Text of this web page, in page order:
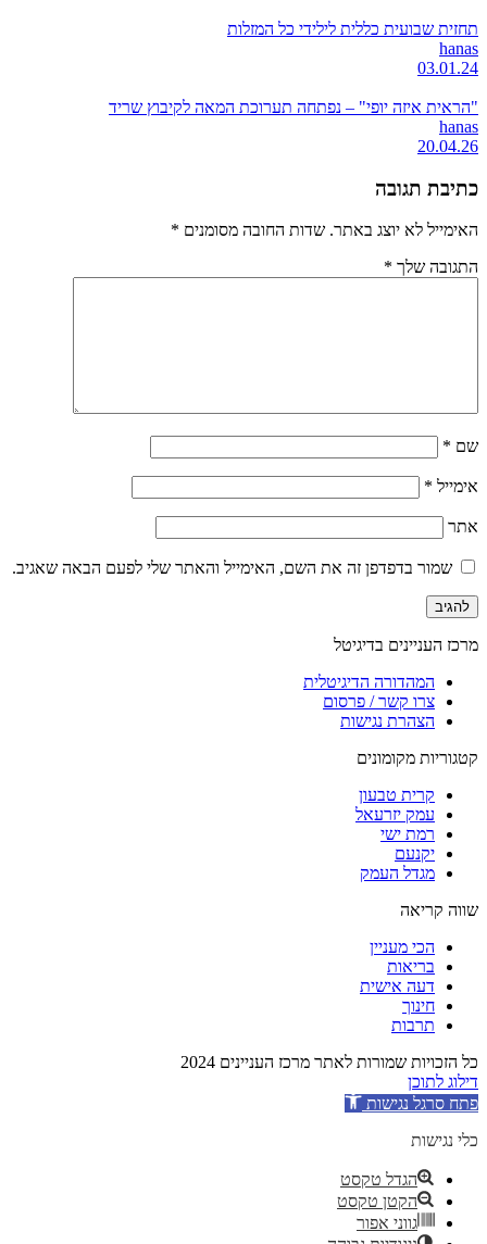
תחזית שבועית כללית לילידי כל המזלות
hanas
03.01.24
"הראית איזה יופי" – נפתחה תערוכת המאה לקיבוץ שריד
hanas
20.04.26
כתיבת תגובה
האימייל לא יוצג באתר. שדות החובה מסומנים *
התגובה שלך *
שם *
אימייל *
אתר
שמור בדפדפן זה את השם, האימייל והאתר שלי לפעם הבאה שאגיב.
מרכז העניינים בדיגיטל
המהדורה הדיגיטלית
צרו קשר / פרסום
הצהרת נגישות
קטגוריות מקומונים
קרית טבעון
עמק יזרעאל
רמת ישי
יקנעם
מגדל העמק
שווה קריאה
הכי מעניין
בריאות
דעה אישית
חינוך
תרבות
כל הזכויות שמורות לאתר מרכז העניינים 2024
דילוג לתוכן
פתח סרגל נגישות
כלי נגישות
הגדל טקסט
הקטן טקסט
גווני אפור